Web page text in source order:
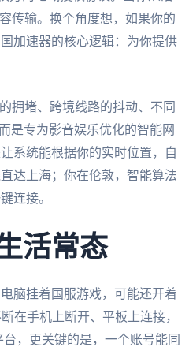
传输。换个角度想，如果你的
加速器的核心逻辑：为你提供
拥堵、跨境线路的抖动、不同
是专为影音娱乐优化的智能网
系统能根据你的实时位置，自
达上海；你在伦敦，智能算法
连接。
活常态
脑挂着国服游戏，可能还开着
在手机上断开、平板上连接，
台，更关键的是，一个账号能同